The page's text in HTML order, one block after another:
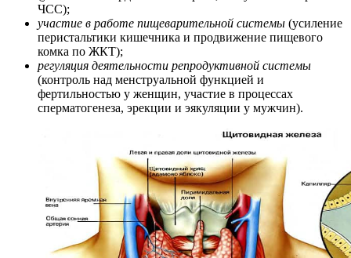
ЧСС);
участие в работе пищеварительной системы (усиление
перистальтики кишечника и продвижение пищевого
комка по ЖКТ);
регуляция деятельности репродуктивной системы
(контроль над менструальной функцией и
фертильностью у женщин, участие в процессах
сперматогенеза, эрекции и эякуляции у мужчин).